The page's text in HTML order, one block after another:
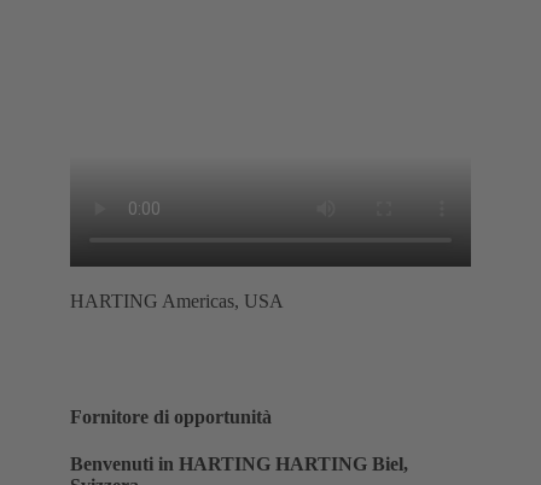
HARTING Americas, USA
Fornitore di opportunità
Benvenuti in HARTING HARTING Biel,